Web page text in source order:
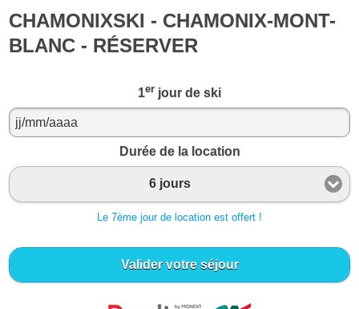
CHAMONIXSKI - CHAMONIX-MONT-
BLANC - RÉSERVER
1er jour de ski
Durée de la location
6 jours
Le 7ème jour de location est offert !
Valider votre séjour